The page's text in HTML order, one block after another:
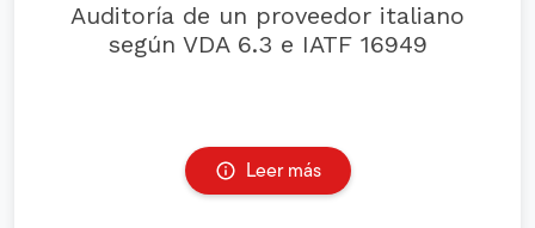
Auditoría de un proveedor italiano
según VDA 6.3 e IATF 16949
Leer más